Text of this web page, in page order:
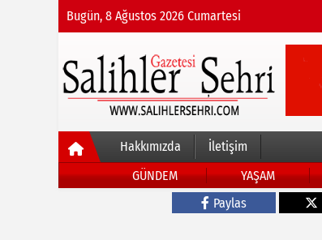
Bugün, 8 Ağustos 2026 Cumartesi
Hakkımızda
İletişim
GÜNDEM
YAŞAM
Paylas